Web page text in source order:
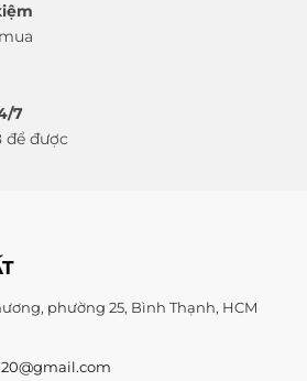
7
để được
phường 25, Bình Thạnh, HCM